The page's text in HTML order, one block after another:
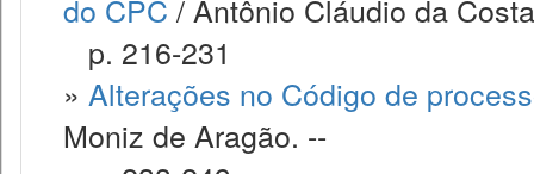
do CPC / Antônio Cláudio da
p. 216-231
» Alterações no Código de
Moniz de Aragão. --